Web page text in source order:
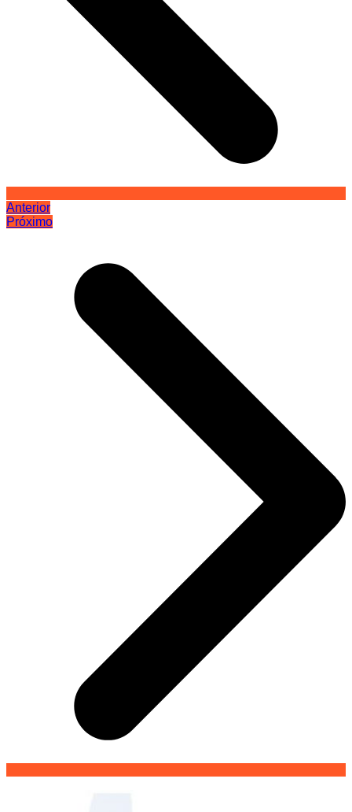
Anterior
Próximo